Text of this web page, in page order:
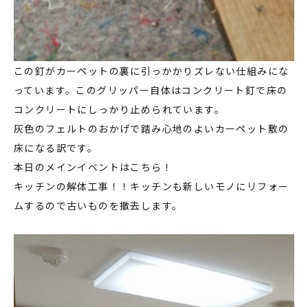
この釘がカーペットの裏に引っかかりズレない仕組みにな
っています。このグリッパー自体はコンクリート釘で床の
コンクリートにしっかり止められています。
灰色のフェルトのおかげで踏み心地のよいカーペット敷の
床になる訳です。
本日のメインイベントはこちら！
キッチンの解体工事！！キッチンも新しいモノにリフォー
ムするので古いものを撤去します。